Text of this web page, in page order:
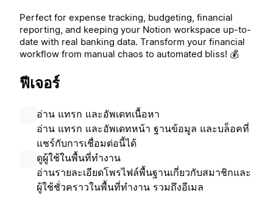
Perfect for expense tracking, budgeting, financial
reporting, and keeping your Notion workspace up-to-
date with real banking data. Transform your financial
workflow from manual chaos to automated bliss! 💰
ฟีเจอร์
อ่าน แทรก และอัพเดทเนื้อหา
อ่าน แทรก และอัพเดทหน้า ฐานข้อมูล และบล็อคที่
แชร์กับการเชื่อมต่อนี้ได้
ดูผู้ใช้ในพื้นที่ทำงาน
อ่านรายละเอียดโพรไฟล์พื้นฐานเกี่ยวกับสมาชิกและ
ผู้ใช้ชั่วคราวในพื้นที่ทำงาน รวมถึงอีเมล